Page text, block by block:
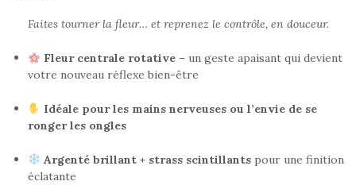
Faites tourner la fleur… et reprenez le contrôle, en douceur.
Fleur centrale rotative– un geste apaisant qui devient
votre nouveau réflexe bien-être
Idéale pour les mains nerveuses ou l’envie de se
ronger les ongles
Argenté brillant + strass scintillantspour une finition
éclatante